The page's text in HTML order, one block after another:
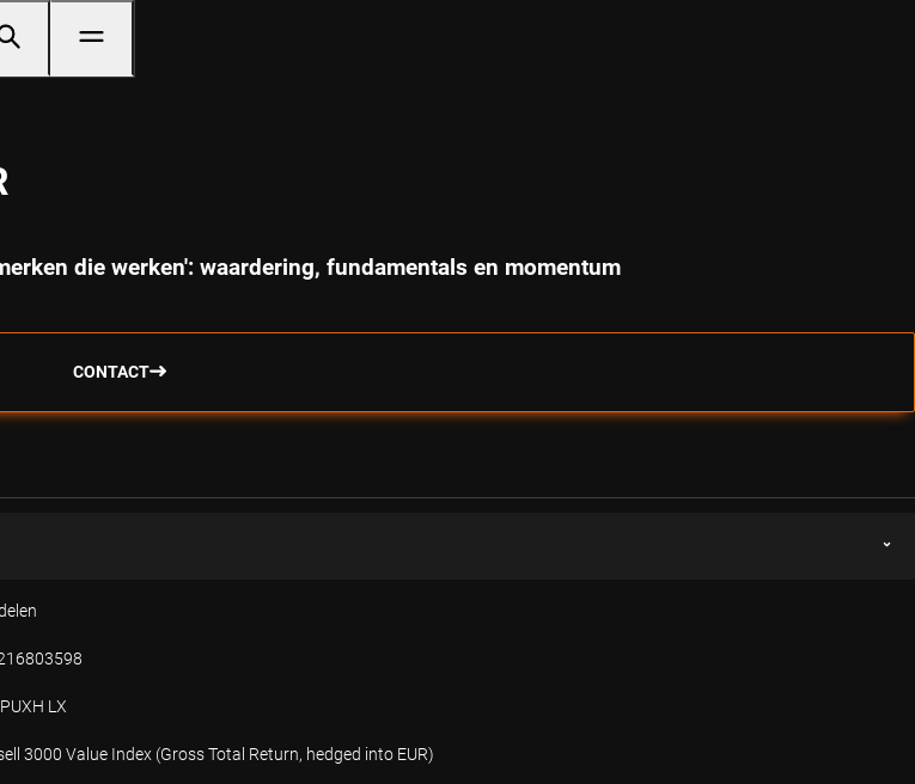
die werken': waardering, fundamentals en momentum
CONTACT
LX
3000 Value Index (Gross Total Return, hedged into EUR)